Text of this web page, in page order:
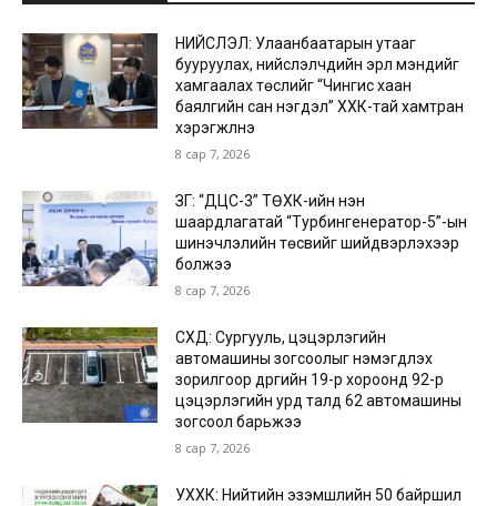
НИЙСЛЭЛ: Улаанбаатарын утааг
бууруулах, нийслэлчүүдийн эрүүл мэндийг
хамгаалах төслийг “Чингис хаан
баялгийн сан нэгдэл” ХХК-тай хамтран
хэрэгжүүлнэ
8 сар 7, 2026
ЗГ: “ДЦС-3” ТӨХК-ийн нэн
шаардлагатай “Турбингенератор-5”-ын
шинэчлэлийн төсвийг шийдвэрлэхээр
болжээ
8 сар 7, 2026
СХД: Сургууль, цэцэрлэгийн
автомашины зогсоолыг нэмэгдүүлэх
зорилгоор дүүргийн 19-р хороонд 92-р
цэцэрлэгийн урд талд 62 автомашины
зогсоол барьжээ
8 сар 7, 2026
УХХК: Нийтийн эзэмшлийн 50 байршил